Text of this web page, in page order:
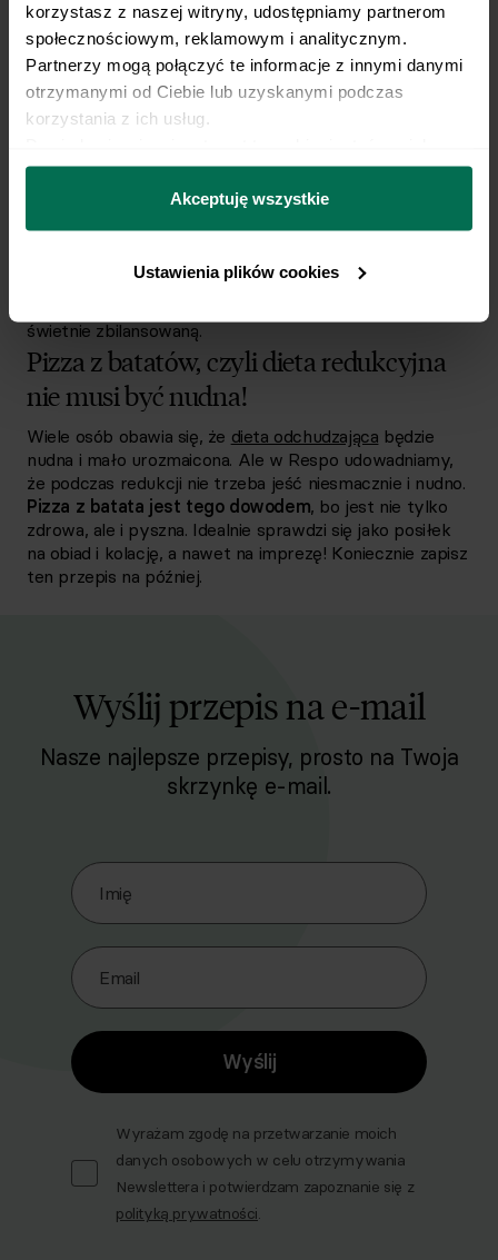
korzystasz z naszej witryny, udostępniamy partnerom
społecznościowym, reklamowym i analitycznym.
Partnerzy mogą połączyć te informacje z innymi danymi
otrzymanymi od Ciebie lub uzyskanymi podczas
korzystania z ich usług.
można się z nami skontaktować i w jaki sposób
przetwarzamy dane osobowe w ramach
prywatności.
Akceptuję wszystkie
Ustawienia plików cookies
Oryginalna i pyszna pizza z batata
Lubisz pizzę, ale martwisz się jej jedzeniem na diecie? Z
Respo nie musisz rezygnować z ulubionych posiłków,
czego przykładem jestpizza z batatów. Rolę główną
odgrywa bowiem batat, który służy jako alternatywa
do klasycznego ciasta na pizzę. Składnikiem spajającym
jest dodatkowo zdrowa mąka owsiana. Dodatki? Równie
smaczne, co w typowej, włoskiej pizzy - szynka
parmeńska i parmezan, które nadają całości głębi
świetnie zbilansowaną.
Pizza z batatów, czyli dieta redukcyjna
nie musi być nudna!
Wiele osób obawia się, że dieta odchudzająca będzie
nudna i mało urozmaicona. Ale w Respo udowadniamy,
że podczas redukcji nie trzeba jeść niesmacznie i nudno.
Pizza z batata jest tego dowodem, bo jest nie tylko
zdrowa, ale i pyszna. Idealnie sprawdzi się jako posiłek
na obiad i kolację, a nawet na imprezę! Koniecznie zapisz
ten przepis na później.
Wyślij przepis na e-mail
Nasze najlepsze przepisy, prosto na Twoja
skrzynkę e-mail.
Zapisz się do naszego Newslettera
Imię
Email
Wyślij
Wyrażam zgodę na przetwarzanie moich
danych osobowych w celu otrzymywania
Newslettera i potwierdzam zapoznanie się z
polityką prywatności.